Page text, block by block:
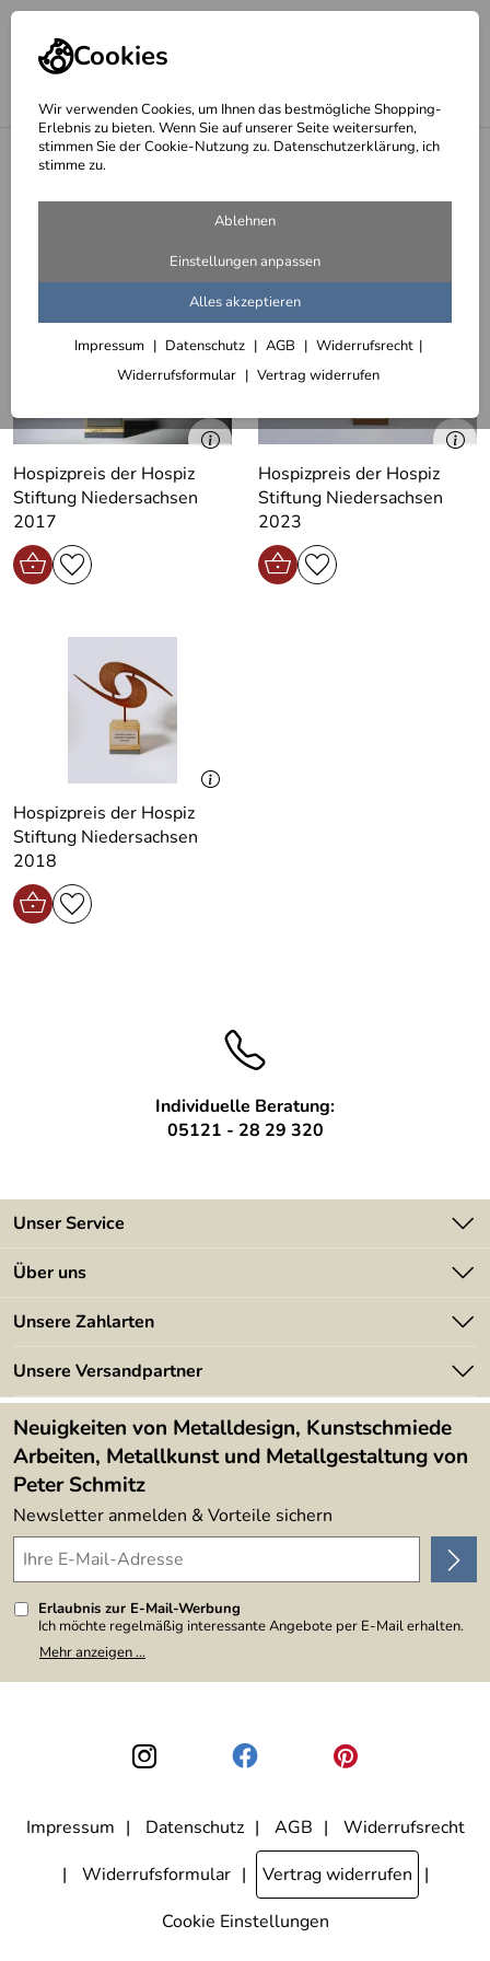
Cookies
Wir verwenden Cookies, um Ihnen das bestmögliche Shopping-
Erlebnis zu bieten. Wenn Sie auf unserer Seite weitersurfen,
stimmen Sie der Cookie-Nutzung zu. Datenschutzerklärung, ich
stimme zu.
Ablehnen
Einstellungen anpassen
Alles akzeptieren
Impressum Datenschutz AGB
Widerrufsrecht
Widerrufsformular
Vertrag widerrufen
Awards, Trophäen, Preise und Pokale
Hospizpreise der Hospiz Stiftung
Hospizpreis der Hospiz
Stiftung Niedersachsen
2017
Hospizpreis der Hospiz
Stiftung Niedersachsen
2023
Hospizpreis der Hospiz
Stiftung Niedersachsen
2018
Individuelle Beratung:
05121 - 28 29 320
Unser Service
Kontakt
Kundeninformationen
Newsletter
Lieferbedingungen
Über uns
Angebote
Kundenbewertungen (394)
4,9/5
Unsere Zahlarten
Unsere Versandpartner
Neuigkeiten von Metalldesign, Kunstschmiede
Arbeiten, Metallkunst und Metallgestaltung von
Peter Schmitz
Newsletter anmelden & Vorteile sichern
Erlaubnis zur E-Mail-Werbung
Ich möchte regelmäßig interessante Angebote per E-Mail erhalten.
Meine E-Mail-Adresse wird nicht an andere Unternehmen
weitergegeben. Zu statistischen Zwecken wird in anonymer Form
den Link "Abmelden" am Ende des Newsletters anklicke. Die
Datenschutzerklärung
habe ich zur Kenntnis genommen.
Mehr anzeigen ...
Impressum Datenschutz AGB
Widerrufsrecht
Widerrufsformular
Vertrag widerrufen
Cookie Einstellungen